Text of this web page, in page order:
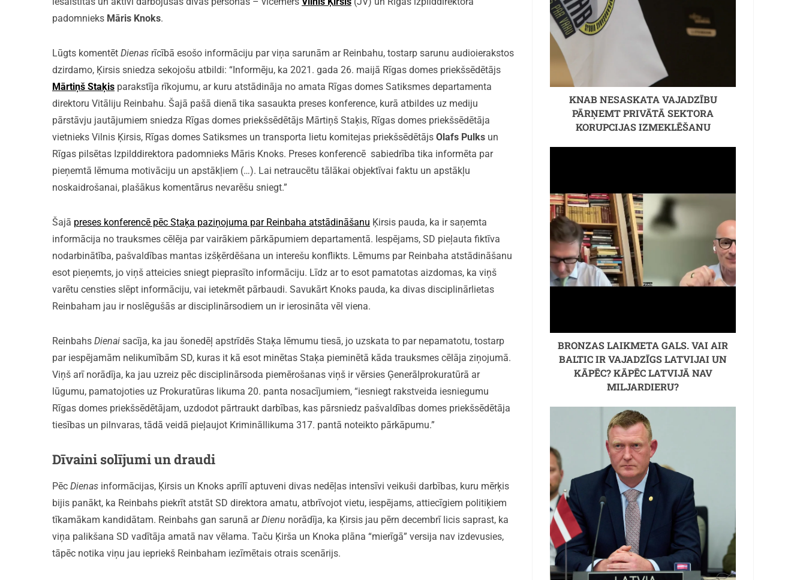
padomnieks Māris Knoks.
Lūgts komentēt Dienas rīcībā esošo informāciju par viņa sarunām ar Reinbahu, tostarp sarunu audioierakstos
dzirdamo, Ķirsis sniedza sekojošu atbildi: “Informēju, ka 2021. gada 26. maijā Rīgas domes priekšsēdētājs
Mārtiņš Staķis parakstīja rīkojumu, ar kuru atstādināja no amata Rīgas domes Satiksmes departamenta
direktoru Vitāliju Reinbahu. Šajā pašā dienā tika sasaukta preses konference, kurā atbildes uz mediju
pārstāvju jautājumiem sniedza Rīgas domes priekšsēdētājs Mārtiņš Staķis, Rīgas domes priekšsēdētāja
vietnieks Vilnis Ķirsis, Rīgas domes Satiksmes un transporta lietu komitejas priekšsēdētājs Olafs Pulks un
Rīgas pilsētas Izpilddirektora padomnieks Māris Knoks. Preses konferencē sabiedrība tika informēta par
pieņemtā lēmuma motivāciju un apstākļiem (…). Lai netraucētu tālākai objektīvai faktu un apstākļu
noskaidrošanai, plašākus komentārus nevarēšu sniegt.”
Šajā preses konferencē pēc Staķa paziņojuma par Reinbaha atstādināšanu Ķirsis pauda, ka ir saņemta
informācija no trauksmes cēlēja par vairākiem pārkāpumiem departamentā. Iespējams, SD pieļauta fiktīva
nodarbinātība, pašvaldības mantas izšķērdēšana un interešu konflikts. Lēmums par Reinbaha atstādināšanu
esot pieņemts, jo viņš atteicies sniegt pieprasīto informāciju. Līdz ar to esot pamatotas aizdomas, ka viņš
varētu censties slēpt informāciju, vai ietekmēt pārbaudi. Savukārt Knoks pauda, ka divas disciplinārlietas
Reinbaham jau ir noslēgušās ar disciplinārsodiem un ir ierosināta vēl viena.
Reinbahs Dienai sacīja, ka jau šonedēļ apstrīdēs Staķa lēmumu tiesā, jo uzskata to par nepamatotu, tostarp
par iespējamām nelikumībām SD, kuras it kā esot minētas Staķa pieminētā kāda trauksmes cēlāja ziņojumā.
Viņš arī norādīja, ka jau uzreiz pēc disciplinārsoda piemērošanas viņš ir vērsies Ģenerālprokuratūrā ar
lūgumu, pamatojoties uz Prokuratūras likuma 20. panta nosacījumiem, “iesniegt rakstveida iesniegumu
Rīgas domes priekšsēdētājam, uzdodot pārtraukt darbības, kas pārsniedz pašvaldības domes priekšsēdētāja
tiesības un pilnvaras, tādā veidā pieļaujot Krimināllikuma 317. pantā noteikto pārkāpumu.”
Dīvaini solījumi un draudi
Pēc Dienas informācijas, Ķirsis un Knoks aprīlī aptuveni divas nedēļas intensīvi veikuši darbības, kuru mērķis
bijis panākt, ka Reinbahs piekrīt atstāt SD direktora amatu, atbrīvojot vietu, iespējams, attiecīgiem politiķiem
tīkamākam kandidātam. Reinbahs gan sarunā arDienu norādīja, ka Ķirsis jau pērn decembrī licis saprast, ka
viņa palikšana SD vadītāja amatā nav vēlama. Taču Ķirša un Knoka plāna “mierīgā” versija nav izdevusies,
tāpēc notika viņu jau iepriekš Reinbaham iezīmētais otrais scenārijs.
KNAB NESASKATA VAJADZĪBU
PĀRŅEMT PRIVĀTĀ SEKTORA
KORUPCIJAS IZMEKLĒŠANU
BRONZAS LAIKMETA GALS. VAI AIR
BALTIC IR VAJADZĪGS LATVIJAI UN
KĀPĒC? KĀPĒC LATVIJĀ NAV
MILJARDIERU?